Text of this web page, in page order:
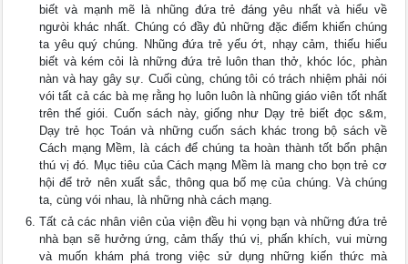
biết và mạnh mẽ là nhũng đứa trẻ đáng yêu nhất và hiểu về
ngưòi khác nhất. Chúng có đầy đủ những đặc điểm khiến chúng
ta yêu quý chúng. Nhũng đứa trẻ yếu ớt, nhạy cảm, thiếu hiểu
biết và kém cỏi là những đứa trẻ luôn than thở, khóc lóc, phàn
nàn và hay gây sự. Cuối cùng, chúng tôi có trách nhiệm phải nói
vói tất cả các bà mẹ rằng họ luôn luôn là nhũng giáo viên tốt nhất
trên thế giói. Cuốn sách này, giống như Dạy trẻ biết đọc s&m,
Dạy trẻ học Toán và những cuốn sách khác trong bộ sách về
Cách mạng Mềm, là cách để chúng ta hoàn thành tốt bổn phận
thú vị đó. Mục tiêu của Cách mạng Mềm là mang cho bọn trẻ cơ
hội để trở nên xuất sắc, thông qua bố mẹ của chúng. Và chúng
ta, cùng vói nhau, là những nhà cách mạng.
Tất cả các nhân viên của viện đều hi vọng bạn và những đứa trẻ
nhà bạn sẽ hưởng ứng, cảm thấy thú vị, phấn khích, vui mừng
và muốn khám phá trong việc sử dụng những kiến thức mà